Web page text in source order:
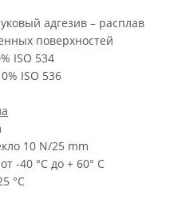
адгезив – расплав
поверхностей
ISO 534
ISO 536
10 N/25 mm
-40 °C до + 60° C
°C